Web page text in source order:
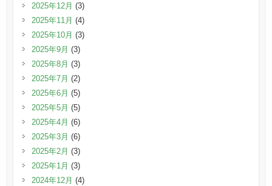
2025年12月 (3)
2025年11月 (4)
2025年10月 (3)
2025年9月 (3)
2025年8月 (3)
2025年7月 (2)
2025年6月 (5)
2025年5月 (5)
2025年4月 (6)
2025年3月 (6)
2025年2月 (3)
2025年1月 (3)
2024年12月 (4)